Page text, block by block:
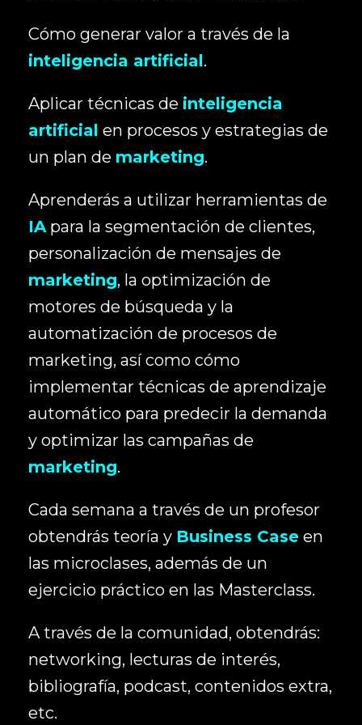
Cómo generar valor a través de la
inteligencia artificial.
Aplicar técnicas de inteligencia
artificial en procesos y estrategias de
un plan de marketing.
Aprenderás a utilizar herramientas de
IA para la segmentación de clientes,
personalización de mensajes de
marketing, la optimización de
motores de búsqueda y la
automatización de procesos de
marketing, así como cómo
implementar técnicas de aprendizaje
automático para predecir la demanda
y optimizar las campañas de
marketing.
Cada semana a través de un profesor
obtendrás teoría y Business Case en
las microclases, además de un
ejercicio práctico en las Masterclass.
A través de la comunidad, obtendrás:
networking, lecturas de interés,
bibliografía, podcast, contenidos extra,
etc.